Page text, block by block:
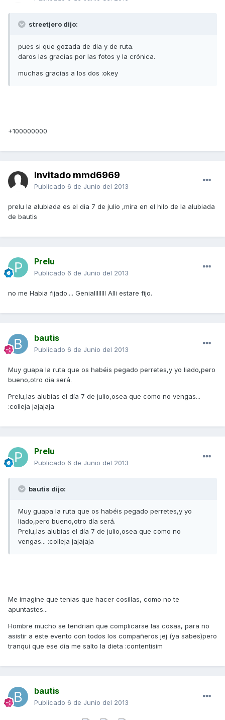
streetjero dijo:
pues si que gozada de dia y de ruta.
daros las gracias por las fotos y la crónica.
muchas gracias a los dos :okey
+100000000
Invitado mmd6969
Publicado 6 de Junio del 2013
prelu la alubiada es el dia 7 de julio ,mira en el hilo de la alubiada
de bautis
Prelu
Publicado 6 de Junio del 2013
no me Habia fijado.... Geniallllllll Alli estare fijo.
bautis
Publicado 6 de Junio del 2013
Muy guapa la ruta que os habéis pegado perretes,y yo liado,pero
bueno,otro día será.
Prelu,las alubias el día 7 de julio,osea que como no vengas...
:colleja jajajaja
Prelu
Publicado 6 de Junio del 2013
bautis dijo:
Muy guapa la ruta que os habéis pegado perretes,y yo
liado,pero bueno,otro día será.
Prelu,las alubias el día 7 de julio,osea que como no
vengas... :colleja jajajaja
Me imagine que tenias que hacer cosillas, como no te
apuntastes...
Hombre mucho se tendrian que complicarse las cosas, para no
asistir a este evento con todos los compañeros jej (ya sabes)pero
tranqui que ese día me salto la dieta :contentisim
bautis
Publicado 6 de Junio del 2013